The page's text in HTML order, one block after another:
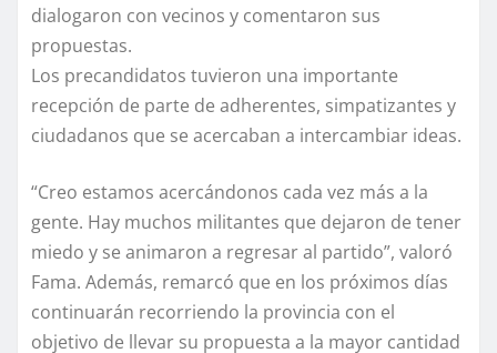
dialogaron con vecinos y comentaron sus
propuestas.
Los precandidatos tuvieron una importante
recepción de parte de adherentes, simpatizantes y
ciudadanos que se acercaban a intercambiar ideas.
“Creo estamos acercándonos cada vez más a la
gente. Hay muchos militantes que dejaron de tener
miedo y se animaron a regresar al partido”, valoró
Fama. Además, remarcó que en los próximos días
continuarán recorriendo la provincia con el
objetivo de llevar su propuesta a la mayor cantidad